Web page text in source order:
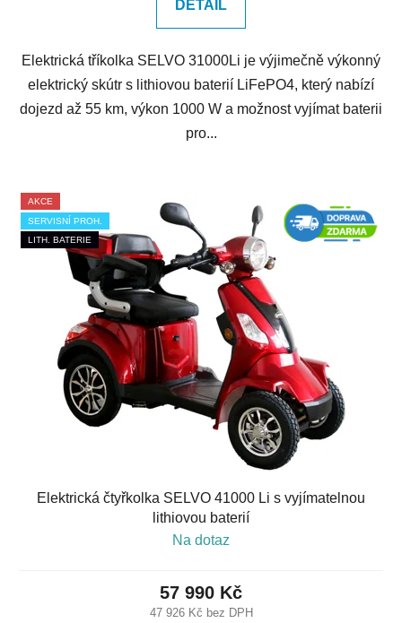
DETAIL
Elektrická tříkolka SELVO 31000Li je výjimečně výkonný
elektrický skútr s lithiovou baterií LiFePO4, který nabízí
dojezd až 55 km, výkon 1000 W a možnost vyjímat baterii
pro...
AKCE
SERVISNÍ PROH.
LITH. BATERIE
Elektrická čtyřkolka SELVO 41000 Li s vyjímatelnou
lithiovou baterií
Na dotaz
47 926 Kč bez DPH
57 990 Kč